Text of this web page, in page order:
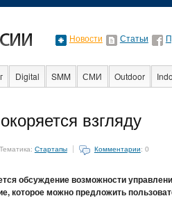
Новости Статьи
Digital SMM СМИ Outdoor
взгляду
Тематика: Стартапы Комментарии: 0
обсуждение возможности
которое можно предложить